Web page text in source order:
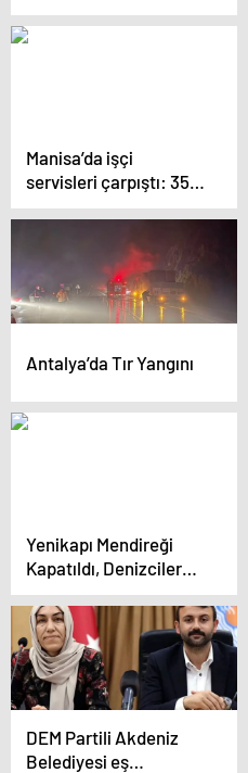
Manisa’da işçi
servisleri çarpıştı: 35
yaralı
Antalya’da Tır Yangını
Yenikapı Mendireği
Kapatıldı, Denizciler
Mağdur
DEM Partili Akdeniz
Belediyesi eş